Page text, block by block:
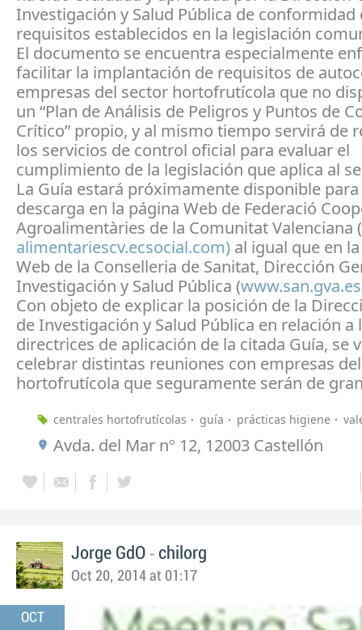
Investigación y Salud Pública de conformidad
requisitos establecidos en la legislación
El documento se encuentra especialmente
facilitar la implantación de requisitos de
empresas del sector hortofrutícola que no
un “Plan de Análisis de Peligros y Puntos de
Crítico” propio, y al mismo tiempo servirá de
los servicios de control oficial para evaluar el
cumplimiento de la legislación que aplica al
La Guía estará próximamente disponible
descarga en la página Web de Federació
Agroalimentàries de la Comunitat Valenciana (
alimentariescv.ecsocial.com) al igual que en
Web de la Conselleria de Sanitat, Dirección
Investigación y Salud Pública (
Con objeto de explicar la posición de la
de Investigación y Salud Pública en relación a
directrices de aplicación de la citada Guía, se
celebrar distintas reuniones con empresas
hortofrutícola que seguramente serán de
centrales hortofrutícolas guía prácticas higiene
Avda. del Mar nº 12, 12003 Castellón
Jorge GdO - chilorg
Oct 20, 2014 at 01:17
OCT